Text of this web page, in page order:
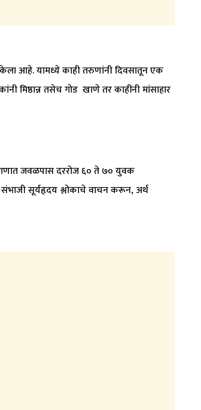
आहे. यामध्ये काही तरुणांनी दिवसातून एक
तसेच गोड खाणे तर काहींनी मांसाहार
जवळपास दररोज ६० ते ७० युवक
संभाजी सूर्यहृदय श्लोकाचे वाचन करून, अर्थ